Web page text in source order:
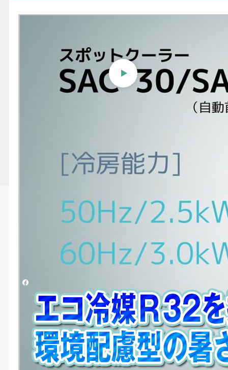
【ナカトミ】スポットクーラ
ー〔プレミアム〕SAC-
30/SAC-30S
2026/06/29 03:06 更新日時 2026/07/13 10:46
この動画へのお問い合わせ
（株）ナカトミ
#工場・現場ツール #動画記事
ここに
エコ冷媒R32を採用、環境配慮型の暑